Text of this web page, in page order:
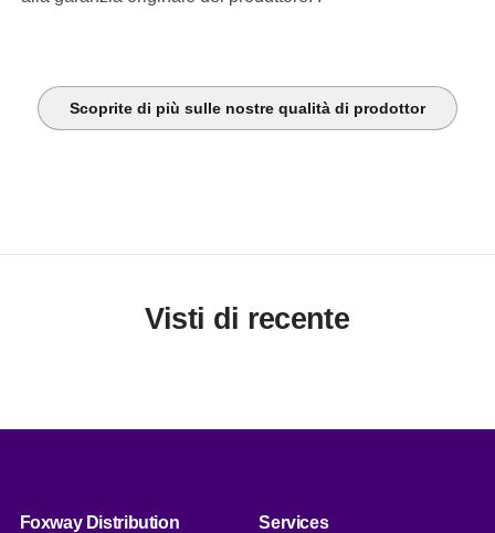
Scoprite di più sulle nostre qualità di prodottor
Visti di recente
Foxway Distribution Services